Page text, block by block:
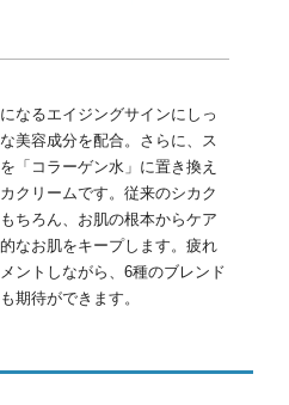
なるエイジングサインにしっ
美容成分を配合。さらに、ス
「コラーゲン水」に置き換え
クリームです。従来のシカク
ちろん、お肌の根本からケア
なお肌をキープします。疲れ
ントしながら、6種のブレンド
期待ができます。